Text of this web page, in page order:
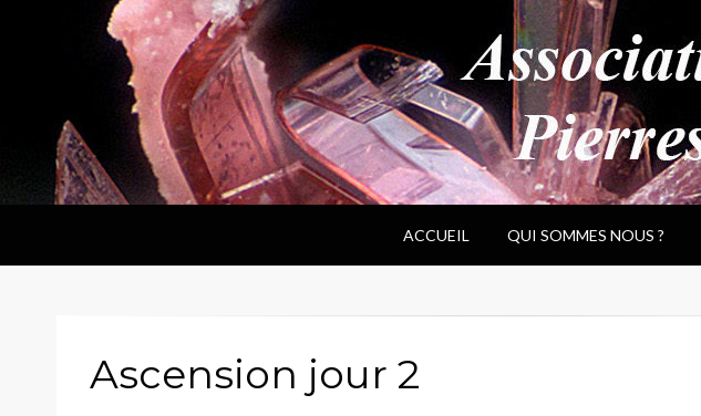
ANPF
Association Nantaise Pierres et Fossiles
ACCUEIL QUI SOMMES NOUS ?
Ascension jour 2